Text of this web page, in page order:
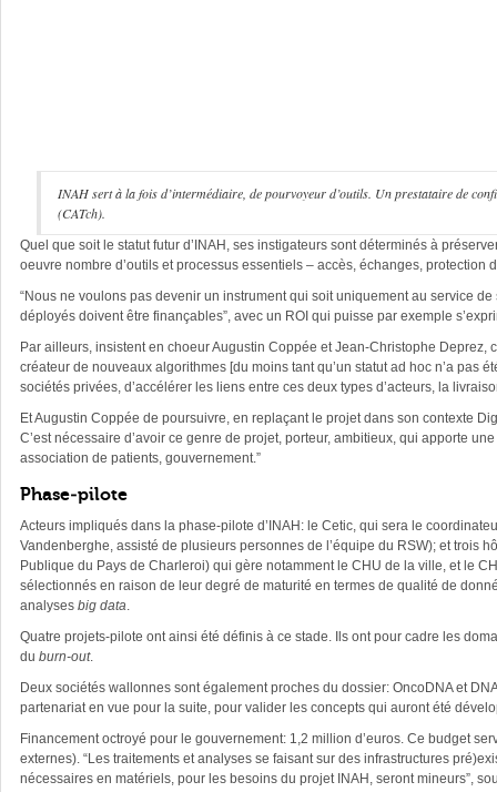
INAH sert à la fois d’intermédiaire, de pourvoyeur d’outils. Un prestataire de
(CATch).
Quel que soit le statut futur d’INAH, ses instigateurs sont déterminés à
oeuvre nombre d’outils et processus essentiels – accès, échanges,
“Nous ne voulons pas devenir un instrument qui soit uniquement au service
déployés doivent être finançables”, avec un ROI qui puisse par exemple
Par ailleurs, insistent en choeur Augustin Coppée et Jean-Christophe
créateur de nouveaux algorithmes [du moins tant qu’un statut ad hoc n’a pas
sociétés privées, d’accélérer les liens entre ces deux types d’acteurs, la
Et Augustin Coppée de poursuivre, en replaçant le projet dans son contexte
C’est nécessaire d’avoir ce genre de projet, porteur, ambitieux, qui apporte
association de patients, gouvernement.”
Phase-pilote
Acteurs impliqués dans la phase-pilote d’INAH: le Cetic, qui sera le
Vandenberghe, assisté de plusieurs personnes de l’équipe du RSW); et trois
Publique du Pays de Charleroi) qui gère notamment le CHU de la ville, et le
sélectionnés en raison de leur degré de maturité en termes de qualité de
analyses big data.
Quatre projets-pilote ont ainsi été définis à ce stade. Ils ont pour cadre les
du burn-out.
Deux sociétés wallonnes sont également proches du dossier: OncoDNA et
partenariat en vue pour la suite, pour valider les concepts qui auront été
Financement octroyé pour le gouvernement: 1,2 million d’euros. Ce budget
externes). “Les traitements et analyses se faisant sur des infrastructures
nécessaires en matériels, pour les besoins du projet INAH, seront mineurs”,